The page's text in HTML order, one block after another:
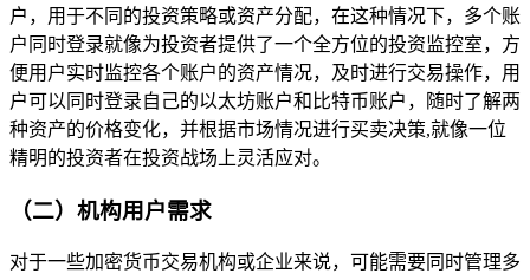
户，用于不同的投资策略或资产分配，在这种情况下，多个账
户同时登录就像为投资者提供了一个全方位的投资监控室，方
便用户实时监控各个账户的资产情况，及时进行交易操作，用
户可以同时登录自己的以太坊账户和比特币账户，随时了解两
种资产的价格变化，并根据市场情况进行买卖决策,就像一位
精明的投资者在投资战场上灵活应对。
（二）机构用户需求
对于一些加密货币交易机构或企业来说，可能需要同时管理多